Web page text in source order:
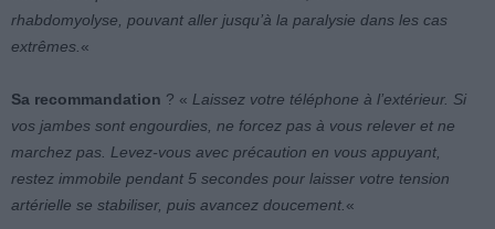
rhabdomyolyse, pouvant aller jusqu’à la paralysie dans les cas
extrêmes. «
Sa recommandation ? « Laissez votre téléphone à l’extérieur. Si
vos jambes sont engourdies, ne forcez pas à vous relever et ne
marchez pas. Levez-vous avec précaution en vous appuyant,
restez immobile pendant 5 secondes pour laisser votre tension
artérielle se stabiliser, puis avancez doucement. «